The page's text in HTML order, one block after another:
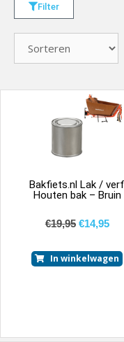
Filter
Bakfiets.nl Lak / verf
Houten bak – Bruin
€19,95 €14,95
In winkelwagen